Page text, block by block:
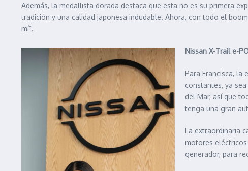
Además, la medallista dorada destaca que esta no es su primera
tradición y una calidad japonesa indudable. Ahora, con todo el
mí”.
Nissan X-Trail e-
Para Francisca, la
constantes, ya
del Mar, así que
tenga una gran
La extraordinaria
motores
generador, para